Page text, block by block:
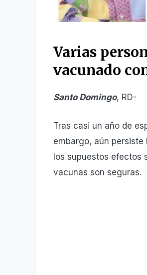
Varias
vacunado
Santo Domingo, RD-
Tras casi un año de
embargo, aún
los supuestos efectos
vacunas son seguras.